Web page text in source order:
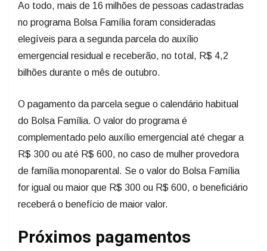
Ao todo, mais de 16 milhões de pessoas cadastradas
no programa Bolsa Família foram consideradas
elegíveis para a segunda parcela do auxílio
emergencial residual e receberão, no total, R$ 4,2
bilhões durante o mês de outubro.
O pagamento da parcela segue o calendário habitual
do Bolsa Família. O valor do programa é
complementado pelo auxílio emergencial até chegar a
R$ 300 ou até R$ 600, no caso de mulher provedora
de família monoparental. Se o valor do Bolsa Família
for igual ou maior que R$ 300 ou R$ 600, o beneficiário
receberá o benefício de maior valor.
Próximos pagamentos